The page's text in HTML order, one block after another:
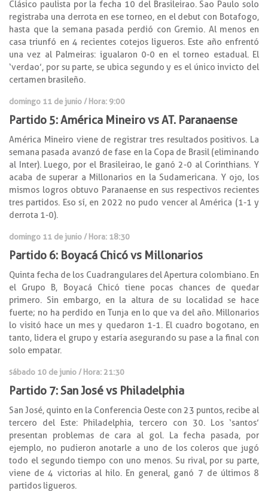
Clásico paulista por la fecha 10 del Brasileirao. Sao Paulo solo
registraba una derrota en ese torneo, en el debut con Botafogo,
hasta que la semana pasada perdió con Gremio. Al menos en
casa triunfó en 4 recientes cotejos ligueros. Este año enfrentó
una vez al Palmeiras: igualaron 0-0 en el torneo estadual. El
‘verdao’, por su parte, se ubica segundo y es el único invicto del
certamen brasileño.
domingo 11 de junio / Hora: 9:00
Partido 5: América Mineiro vs AT. Paranaense
América Mineiro viene de registrar tres resultados positivos. La
semana pasada avanzó de fase en la Copa de Brasil (eliminando
al Inter). Luego, por el Brasileirao, le ganó 2-0 al Corinthians. Y
acaba de superar a Millonarios en la Sudamericana. Y ojo, los
mismos logros obtuvo Paranaense en sus respectivos recientes
tres partidos. Eso sí, en 2022 no pudo vencer al América (1-1 y
derrota 1-0).
domingo 11 de junio / Hora: 18:30
Partido 6: Boyacá Chicó vs Millonarios
Quinta fecha de los Cuadrangulares del Apertura colombiano. En
el Grupo B, Boyacá Chicó tiene pocas chances de quedar
primero. Sin embargo, en la altura de su localidad se hace
fuerte; no ha perdido en Tunja en lo que va del año. Millonarios
lo visitó hace un mes y quedaron 1-1. El cuadro bogotano, en
tanto, lidera el grupo y estaría asegurando su pase a la final con
solo empatar.
sábado 10 de junio / Hora: 21:30
Partido 7: San José vs Philadelphia
San José, quinto en la Conferencia Oeste con 23 puntos, recibe al
tercero del Este: Philadelphia, tercero con 30. Los ‘santos’
presentan problemas de cara al gol. La fecha pasada, por
ejemplo, no pudieron anotarle a uno de los coleros que jugó
todo el segundo tiempo con uno menos. Su rival, por su parte,
viene de 4 victorias al hilo. En general, ganó 7 de últimos 8
partidos ligueros.